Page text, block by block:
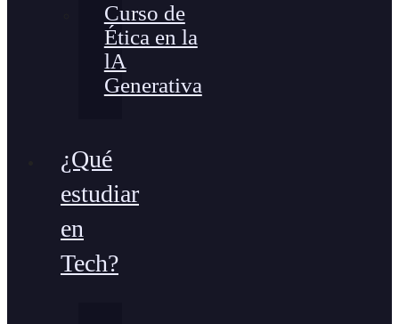
Curso de
Ética en la
lA
Generativa
¿Qué
estudiar
en
Tech?